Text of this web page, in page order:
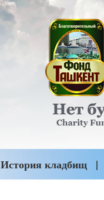
История кладбищ